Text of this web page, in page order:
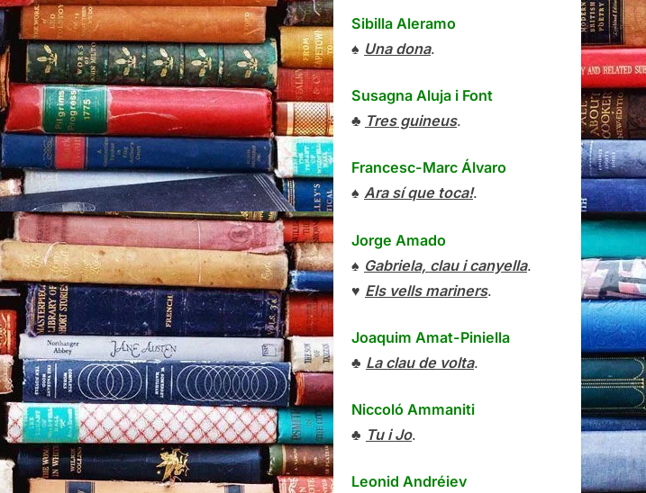
Sibilla Aleramo
♠ Una dona.
Susagna Aluja i Font
♣ Tres guineus.
Francesc-Marc Álvaro
♠ Ara sí que toca!.
Jorge Amado
♠ Gabriela, clau i canyella.
♥ Els vells mariners.
Joaquim Amat-Piniella
♣ La clau de volta.
Niccoló Ammaniti
♣ Tu i Jo.
Leonid Andréiev